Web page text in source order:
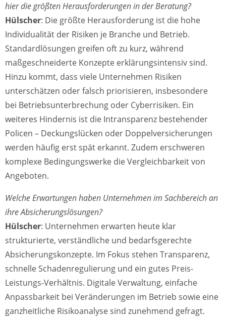
hier die größten Herausforderungen in der Beratung?
Hülscher: Die größte Herausforderung ist die hohe
Individualität der Risiken je Branche und Betrieb.
Standardlösungen greifen oft zu kurz, während
maßgeschneiderte Konzepte erklärungsintensiv sind.
Hinzu kommt, dass viele Unternehmen Risiken
unterschätzen oder falsch priorisieren, insbesondere
bei Betriebsunterbrechung oder Cyberrisiken. Ein
weiteres Hindernis ist die Intransparenz bestehender
Policen – Deckungslücken oder Doppelversicherungen
werden häufig erst spät erkannt. Zudem erschweren
komplexe Bedingungswerke die Vergleichbarkeit von
Angeboten.
Welche Erwartungen haben Unternehmen im Sachbereich an
ihre Absicherungslösungen?
Hülscher: Unternehmen erwarten heute klar
strukturierte, verständliche und bedarfsgerechte
Absicherungskonzepte. Im Fokus stehen Transparenz,
schnelle Schadenregulierung und ein gutes Preis-
Leistungs-Verhältnis. Digitale Verwaltung, einfache
Anpassbarkeit bei Veränderungen im Betrieb sowie eine
ganzheitliche Risikoanalyse sind zunehmend gefragt.